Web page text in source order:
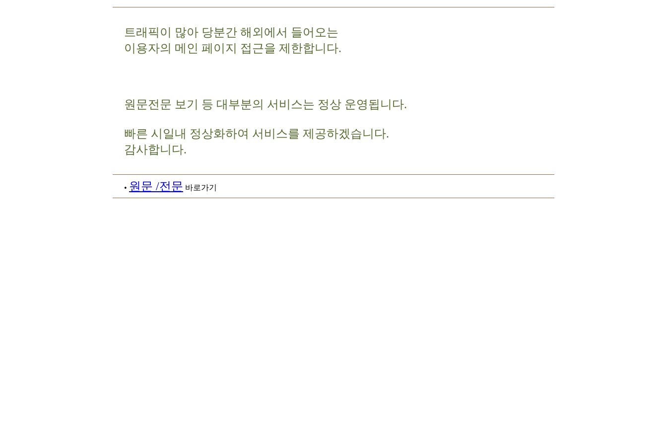
트래픽이 많아 당분간 해외에서 들어오는
이용자의 메인 페이지 접근을 제한합니다.
원문전문 보기 등 대부분의 서비스는 정상 운영됩니다.
빠른 시일내 정상화하여 서비스를 제공하겠습니다.
감사합니다.
• 원문 /전문 바로가기